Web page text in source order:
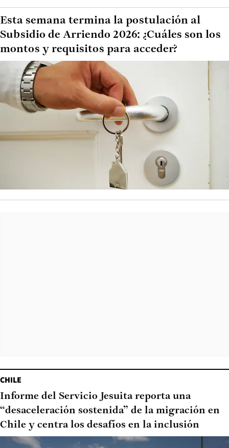
Esta semana termina la postulación al
Subsidio de Arriendo 2026: ¿Cuáles son los
montos y requisitos para acceder?
CHILE
Informe del Servicio Jesuita reporta una
“desaceleración sostenida” de la migración en
Chile y centra los desafíos en la inclusión